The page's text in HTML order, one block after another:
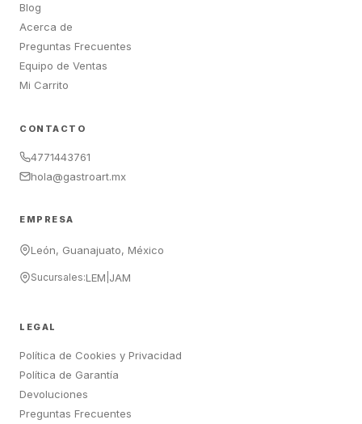
Blog
Acerca de
Preguntas Frecuentes
Equipo de Ventas
Mi Carrito
CONTACTO
4771443761
hola@gastroart.mx
EMPRESA
León, Guanajuato, México
Sucursales:LEM JAM
LEGAL
Política de Cookies y Privacidad
Política de Garantía
Devoluciones
Preguntas Frecuentes